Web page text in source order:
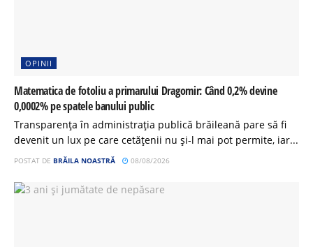
OPINII
Matematica de fotoliu a primarului Dragomir: Când 0,2% devine
0,0002% pe spatele banului public
Transparența în administrația publică brăileană pare să fi
devenit un lux pe care cetățenii nu și-l mai pot permite, iar...
POSTAT DE BRĂILA NOASTRĂ 08/08/2026